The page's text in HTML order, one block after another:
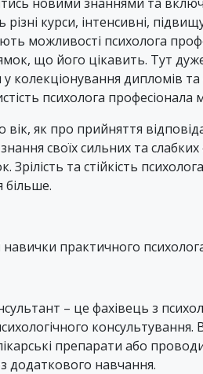
різні курси, інтенсивні,
можливості психолога
що його цікавить. Тут
у колекціонування дипломів та
психолога професіонала
як про прийняття
своїх сильних та
Зрілість та стійкість
більше.
навички практичного
– це фахівець з
препарати або
додаткового навчання.